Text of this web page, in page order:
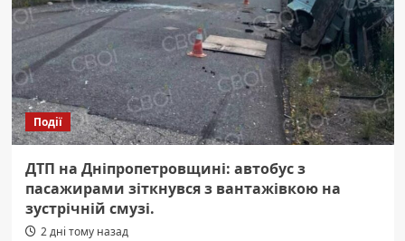
Події
ДТП на Дніпропетровщині: автобус з
пасажирами зіткнувся з вантажівкою на
зустрічній смузі.
2 дні тому назад